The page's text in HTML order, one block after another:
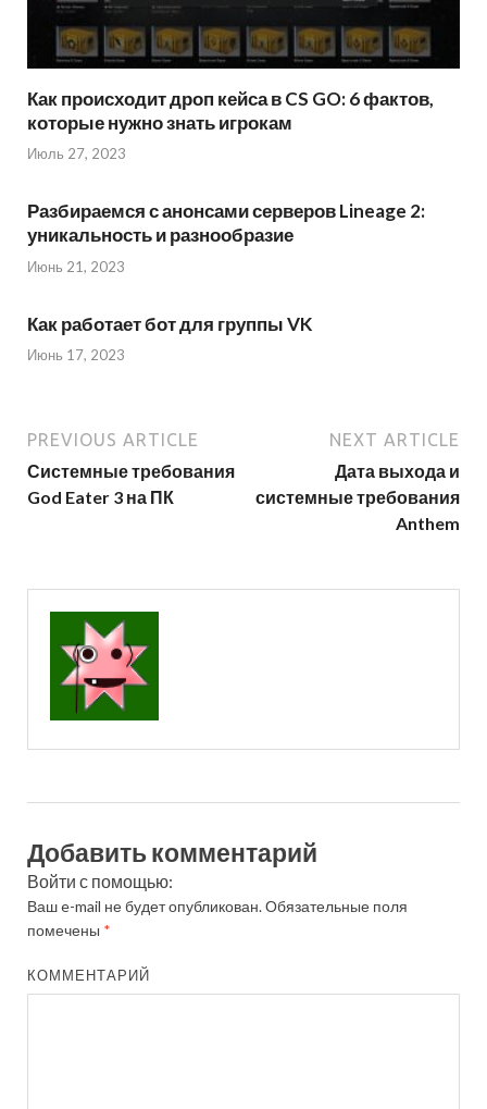
Как происходит дроп кейса в CS GO: 6 фактов,
которые нужно знать игрокам
Июль 27, 2023
Разбираемся с анонсами серверов Lineage 2:
уникальность и разнообразие
Июнь 21, 2023
Как работает бот для группы VK
Июнь 17, 2023
PREVIOUS ARTICLE
Системные требования
God Eater 3 на ПК
NEXT ARTICLE
Дата выхода и
системные требования
Anthem
Добавить комментарий
Войти с помощью:
Ваш e-mail не будет опубликован.Обязательные поля
помечены *
КОММЕНТАРИЙ